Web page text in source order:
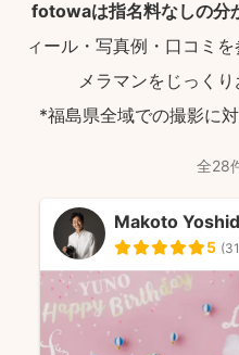
fotowaは指名料なしの分
ィール・写真例・口コミ
メラマンをじっくり
*福島県全域での撮影に
全28
Makoto
5 (